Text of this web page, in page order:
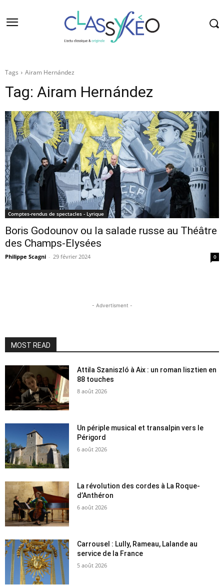
Tags Airam Hernández
Tag: Airam Hernández
Comptes-rendus de spectacles - Lyrique
Boris Godounov ou la salade russe au Théâtre
des Champs-Elysées
Philippe Scagni - 29 février 2024 0
- Advertisment -
MOST READ
Attila Szaniszló à Aix : un roman lisztien en
88 touches
8 août 2026
Un périple musical et transalpin vers le
Périgord
6 août 2026
La révolution des cordes à La Roque-
d’Anthéron
6 août 2026
Carrousel : Lully, Rameau, Lalande au
service de la France
5 août 2026